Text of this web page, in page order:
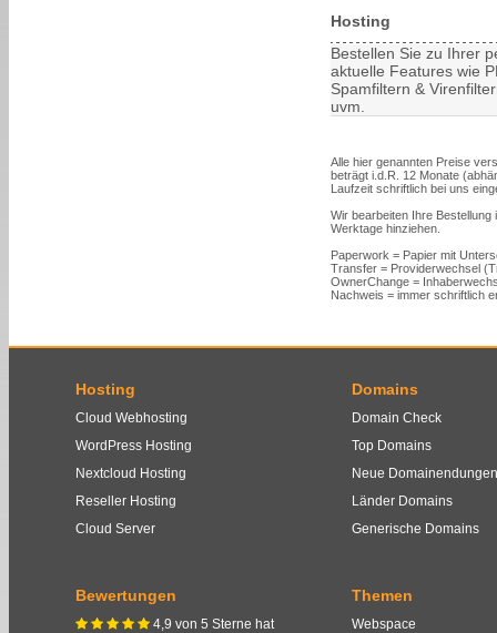
Hosting
Bestellen Sie zu Ihrer
aktuelle Features wie
Spamfiltern &
uvm.
Alle hier genannten Preise
beträgt i.d.R. 12 Monate
Laufzeit schriftlich bei uns
Wir bearbeiten Ihre
Werktage hinziehen.
Paperwork = Papier mit
Transfer = Providerwechsel
OwnerChange =
Nachweis = immer schriftlich
Hosting
Cloud Webhosting
WordPress Hosting
Nextcloud Hosting
Reseller Hosting
Cloud Server
Domains
Domain Check
Top Domains
Neue Domainendungen
Länder Domains
Generische Domains
Bewertungen
     4,9 von 5 Sterne hat
Themen
Webspace